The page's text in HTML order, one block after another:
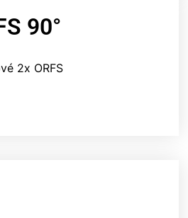
90°
2x ORFS